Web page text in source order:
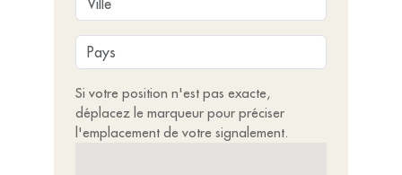
Si votre position n'est pas exacte,
déplacez le marqueur pour préciser
l'emplacement de votre signalement.